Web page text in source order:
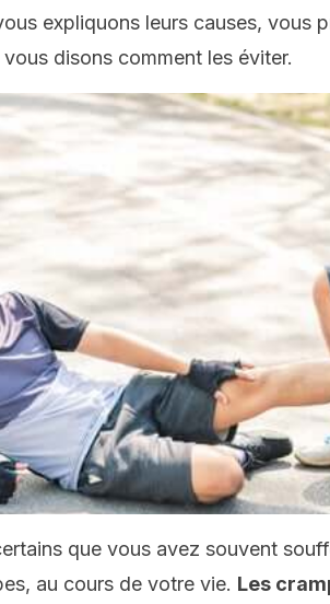
expliquons leurs causes, vous
disons comment les éviter.
que vous avez souvent
au cours de votre vie. Les